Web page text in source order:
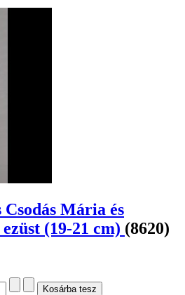
Csodás Mária és
(19-21 cm) (8620)